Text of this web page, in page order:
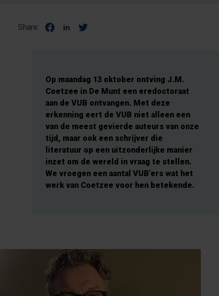
Share:
Op maandag 13 oktober ontving J.M.
Coetzee in De Munt een eredoctoraat
aan de VUB ontvangen. Met deze
erkenning eert de VUB niet alleen een
van de meest gevierde auteurs van onze
tijd, maar ook een schrijver die
literatuur op een uitzonderlijke manier
inzet om de wereld in vraag te stellen.
We vroegen een aantal VUB’ers wat het
werk van Coetzee voor hen betekende.